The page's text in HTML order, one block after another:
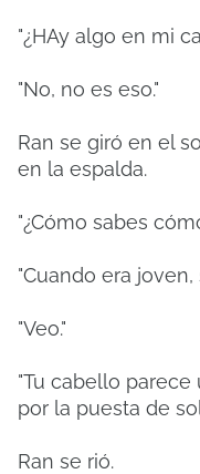
"¿HAy algo en mi
"No, no es eso."
Ran se giró en el
en la espalda.
"¿Cómo sabes
"Cuando era
"Veo."
"Tu cabello
por la puesta de
Ran se rió.